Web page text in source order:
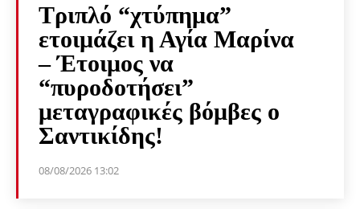
Τριπλό “χτύπημα”
ετοιμάζει η Αγία Μαρίνα
– Έτοιμος να
“πυροδοτήσει”
μεταγραφικές βόμβες ο
Σαντικίδης!
08/08/2026 13:02